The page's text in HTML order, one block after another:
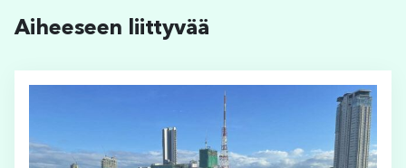
Aiheeseen liittyvää